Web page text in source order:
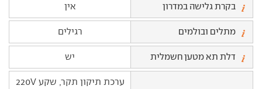
בקרת גלישה במדרון אין
מתלים ובולמים רגילים
דלת תא מטען חשמלית יש
ערכת תיקון תקר, שקע 220V